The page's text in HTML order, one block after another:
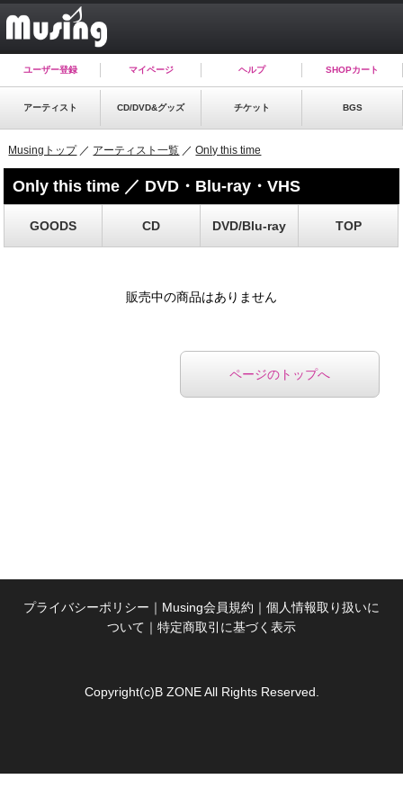
ユーザー登録 マイページ ヘルプ SHOPカート
アーティスト CD/DVD&グッズ チケット BGS
Musingトップ／ アーティスト一覧 ／Only this time
Only this time ／ DVD・Blu-ray・VHS
GOODS CD DVD/Blu-ray TOP
販売中の商品はありません
ページのトップへ
プライバシーポリシー ｜ Musing会員規約 ｜ 個人情報取り扱いに
ついて ｜ 特定商取引に基づく表示
Copyright(c)B ZONE All Rights Reserved.